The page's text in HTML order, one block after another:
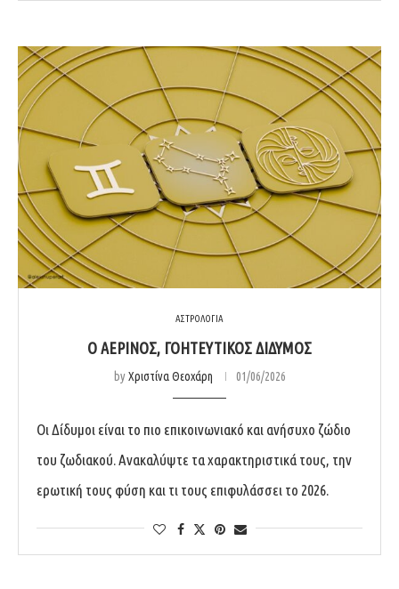
ΑΣΤΡΟΛΟΓΙΑ
Ο ΑΈΡΙΝΟΣ, ΓΟΗΤΕΥΤΙΚΌΣ ΔΊΔΥΜΟΣ
byΧριστίνα Θεοχάρη 01/06/2026
Οι Δίδυμοι είναι το πιο επικοινωνιακό και ανήσυχο ζώδιο
του ζωδιακού. Ανακαλύψτε τα χαρακτηριστικά τους, την
ερωτική τους φύση και τι τους επιφυλάσσει το 2026.